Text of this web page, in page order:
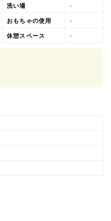
洗い場 -
おもちゃの使用 -
休憩スペース -